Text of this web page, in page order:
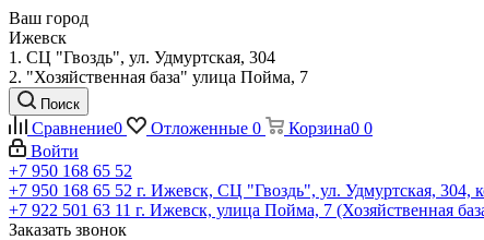
Ваш город
Ижевск
1. СЦ "Гвоздь", ул. Удмуртская, 304
2. "Хозяйственная база" улица Пойма, 7
Поиск
Сравнение0 Отложенные 0 Корзина0 0
Войти
+7 950 168 65 52
+7 950 168 65 52 г. Ижевск, СЦ "Гвоздь", ул. Удмуртская, 304,
+7 922 501 63 11 г. Ижевск, улица Пойма, 7 (Хозяйственная
Заказать звонок